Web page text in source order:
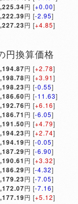
円 [+0.00]
円 [-2.95]
円 [+4.85]
円換算価格
円 [+2.78]
円 [+3.91]
円 [-0.55]
円 [-11.63]
円 [+6.16]
円 [-6.05]
円 [+4.79]
円 [+2.74]
円 [-0.05]
円 [-6.90]
円 [+3.32]
円 [-4.32]
円 [-7.05]
円 [-7.16]
円 [+5.12]